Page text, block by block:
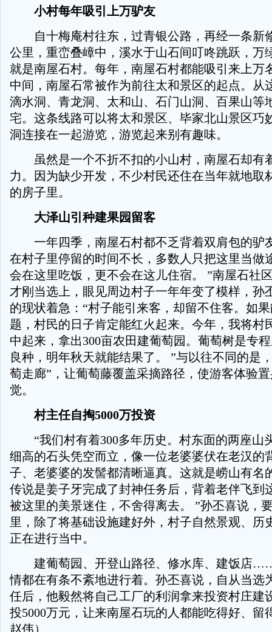
小村每年吸引上万驴友
自十梅庵村往东，过青银公路，再经一条新
公里，重峦叠嶂中，溪水于山石间叮咚跳跃，万
就是南屋石村。每年，南屋石村都能吸引来上万
中间，南屋石常被作为前往太和景区的起点。从
滴水洞、青龙洞、太和山、石门山洞、百果山等
宅。这条线路可以将太和景区、毕家北山景区巧
洞连接在一起游览，游览起来别有趣味。
虽然是一个不折不扣的小山村，南屋石却有
力。因为缺少开发，不少村民还住在当年就地取
的房子里。
大泽山引种建果园留客
一年四季，南屋石村都不乏背着双肩包的驴
在村子里停留的时间不长，多数人只把这里当做
会在这里吃饭，更不会在这儿住宿。 ”南屋石社
才刚当选上，眼见周边村子一年年变了模样，孙
的现状着急：“村子能引来客，却留不住客。如
题，村民的日子肯定能红火起来。今年，我将村
中起来，拿出300亩农田建葡萄园。葡萄树是专
良种，明年秋天就能结果了。 ”与以往不同的是
萄走廊”，让葡萄藤覆盖采摘路径，使游客体验
觉。
村主任自掏5000万投资
“我们村有着300多年历史。村东面的两座山
细高的石头凭空而立，像一位老婆婆伏在老汉的
子、老婆婆的发髻都清晰逼真。这就是崂山有名
传说是姜子牙完成了封神任务后，背着老伴飞到
被这里的美景迷住，不舍得离去。 ”孙丕喜说，
里，除了将基础设施建好外，村子自然景观、历
正在进行当中。
建葡萄园、开登山路径、修水库、建饭店
情都在有条不紊地进行着。孙丕喜说，自从当选
任后，他毅然将自己工厂的利润拿来投资村庄建
投5000万元，让来南屋石玩的人都能吃得好、留
赵伟）